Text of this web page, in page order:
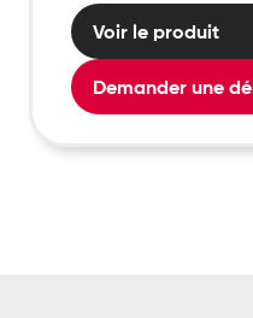
Voir le produit
Demander une